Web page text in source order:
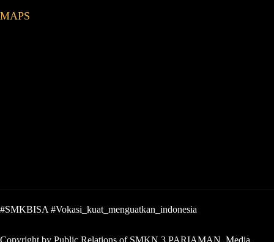
MAPS
#SMKBISA #Vokasi_kuat_menguatkan_indonesia